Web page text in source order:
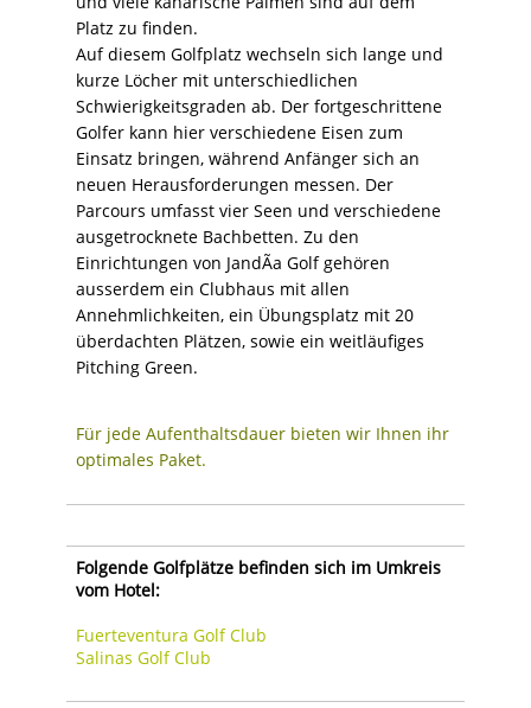
Platz zu finden.
Auf diesem Golfplatz wechseln sich lange und
kurze Löcher mit unterschiedlichen
Schwierigkeitsgraden ab. Der fortgeschrittene
Golfer kann hier verschiedene Eisen zum
Einsatz bringen, während Anfänger sich an
neuen Herausforderungen messen. Der
Parcours umfasst vier Seen und verschiedene
ausgetrocknete Bachbetten. Zu den
Einrichtungen von JandÃ­a Golf gehören
ausserdem ein Clubhaus mit allen
Annehmlichkeiten, ein Übungsplatz mit 20
überdachten Plätzen, sowie ein weitläufiges
Pitching Green.
Für jede Aufenthaltsdauer bieten wir Ihnen ihr
optimales Paket.
Folgende Golfplätze befinden sich im Umkreis
vom Hotel:
Fuerteventura Golf Club
Salinas Golf Club